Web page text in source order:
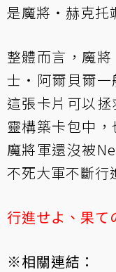
是魔將‧赫克托
整體而言， 魔
士‧阿爾貝爾
這張卡片可以
靈構築卡包中，
魔將軍還沒被
不死大軍不斷行
行進せよ、果て
※相關連結：